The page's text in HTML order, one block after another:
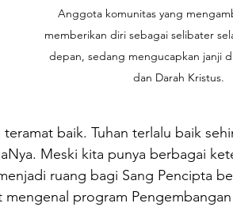
Anggota komunitas yang
memberikan diri sebagai selibater
depan, sedang mengucapkan janji
dan Darah Kristus.
teramat baik. Tuhan terlalu baik
Meski kita punya berbagai
ruang bagi Sang Pencipta
program